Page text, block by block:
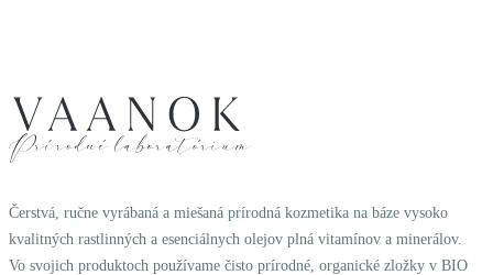
Čerstvá, ručne vyrábaná a miešaná prírodná kozmetika na báze vysoko
kvalitných rastlinných a esenciálnych olejov plná vitamínov a minerálov.
Vo svojich produktoch používame čisto prírodné, organické zložky v BIO